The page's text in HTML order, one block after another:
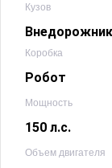
Кузов
Внедорожник
Коробка
Робот
Мощность
150 л.с.
Объем двигателя